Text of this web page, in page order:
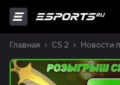
Главная CS 2 Новости